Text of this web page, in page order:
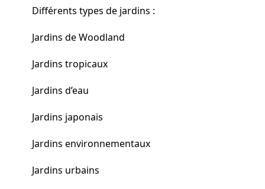
Différents types de jardins :
Jardins de Woodland
Jardins tropicaux
Jardins d’eau
Jardins japonais
Jardins environnementaux
Jardins urbains